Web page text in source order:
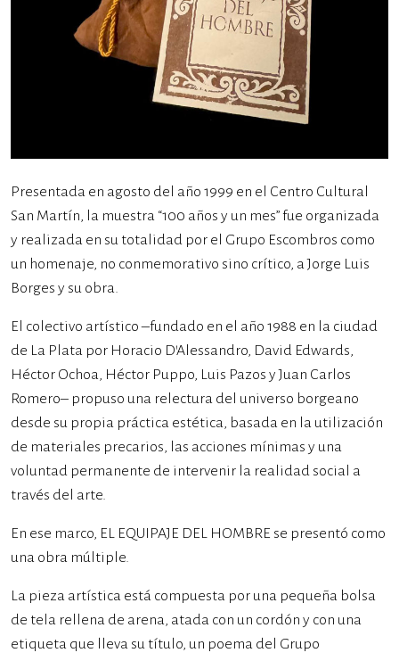
Presentada en agosto del año 1999 en el Centro Cultural
San Martín, la muestra “100 años y un mes” fue organizada
y realizada en su totalidad por el Grupo Escombros como
un homenaje, no conmemorativo sino crítico, a Jorge Luis
Borges y su obra.
El colectivo artístico –fundado en el año 1988 en la ciudad
de La Plata por Horacio D’Alessandro, David Edwards,
Héctor Ochoa, Héctor Puppo, Luis Pazos y Juan Carlos
Romero– propuso una relectura del universo borgeano
desde su propia práctica estética, basada en la utilización
de materiales precarios, las acciones mínimas y una
voluntad permanente de intervenir la realidad social a
través del arte.
En ese marco, EL EQUIPAJE DEL HOMBRE se presentó como
una obra múltiple.
La pieza artística está compuesta por una pequeña bolsa
de tela rellena de arena, atada con un cordón y con una
etiqueta que lleva su título, un poema del Grupo